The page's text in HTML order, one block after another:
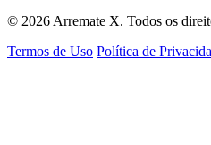
© 2026 Arremate X. Todos os
Termos de Uso Política de